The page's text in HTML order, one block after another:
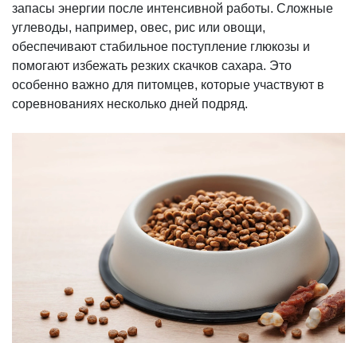
запасы энергии после интенсивной работы. Сложные
углеводы, например, овес, рис или овощи,
обеспечивают стабильное поступление глюкозы и
помогают избежать резких скачков сахара. Это
особенно важно для питомцев, которые участвуют в
соревнованиях несколько дней подряд.